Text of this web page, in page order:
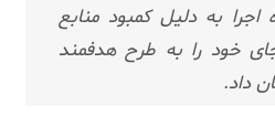
پس از ۲۹ ماه اجرا به دلیل کمبود منابع
خود را به طرح هدفمند
داد.